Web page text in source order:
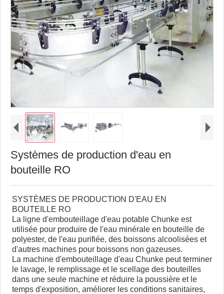
Systèmes de production d'eau en
bouteille RO
SYSTÈMES DE PRODUCTION D'EAU EN
BOUTEILLE RO
La ligne d'embouteillage d'eau potable Chunke est
utilisée pour produire de l'eau minérale en bouteille de
polyester, de l'eau purifiée, des boissons alcoolisées et
d'autres machines pour boissons non gazeuses.
La machine d'embouteillage d'eau Chunke peut terminer
le lavage, le remplissage et le scellage des bouteilles
dans une seule machine et réduire la poussière et le
temps d'exposition, améliorer les conditions sanitaires,